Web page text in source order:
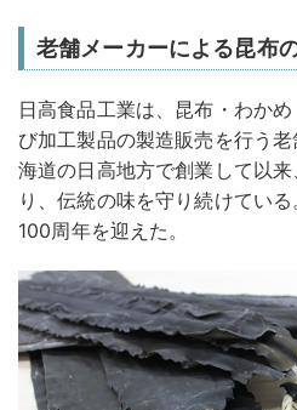
老舗メーカーによる昆布
日高食品工業は、昆布・わか
び加工製品の製造販売を行う
海道の日高地方で創業して以
り、伝統の味を守り続けてい
100周年を迎えた。